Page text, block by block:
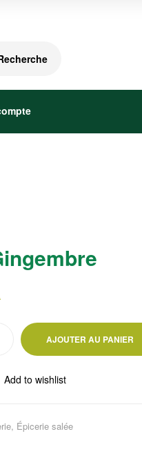
AJOUTER AU PANIER
Add to wishlist
, Épicerie salée